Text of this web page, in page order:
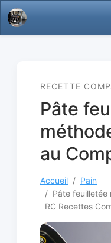
RECETTE
Pâte
au
Accueil
Pain
Pâte
RC Recettes